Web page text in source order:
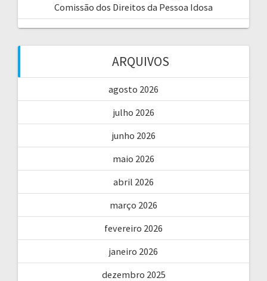
Comissão dos Direitos da Pessoa Idosa
ARQUIVOS
agosto 2026
julho 2026
junho 2026
maio 2026
abril 2026
março 2026
fevereiro 2026
janeiro 2026
dezembro 2025